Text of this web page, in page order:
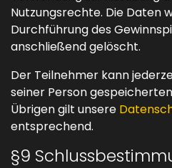
Nutzungsrechte. Die Daten
Durchführung des
anschließend gelöscht.
Der Teilnehmer kann
seiner Person
Übrigen gilt unsere
entsprechend.
§9